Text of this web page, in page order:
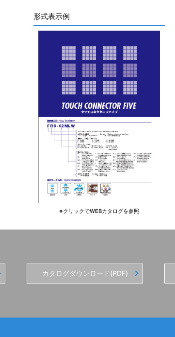
形式表示例
※クリックでWEBカタログを参照
カタログダウンロード(PDF)